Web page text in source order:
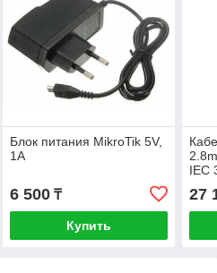
Блок питания MikroTik 5V,
1A
6 500₸
Купить
IEC
27